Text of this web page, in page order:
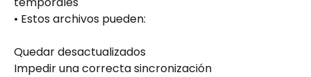
• Estos archivos pueden:
Quedar desactualizados
Impedir una correcta sincronización